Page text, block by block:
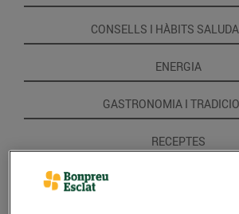
CONSELLS I HÀBITS
ENERGIA
GASTRONOMIA I
RECEPTES